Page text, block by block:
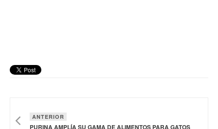
ANTERIOR
PURINA AMPLÍA SU GAMA DE ALIMENTOS PARA GATOS